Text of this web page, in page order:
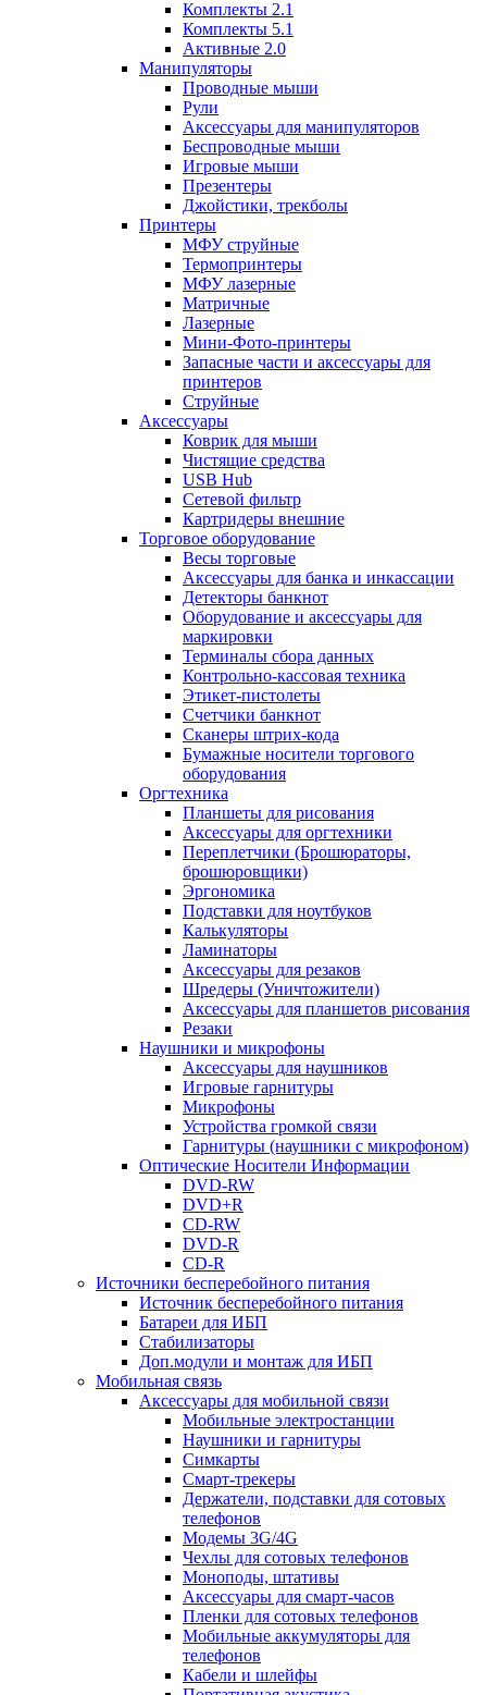
Комплекты 2.1
Комплекты 5.1
Активные 2.0
Манипуляторы
Проводные мыши
Рули
Аксессуары для манипуляторов
Беспроводные мыши
Игровые мыши
Презентеры
Джойстики, трекболы
Принтеры
МФУ струйные
Термопринтеры
МФУ лазерные
Матричные
Лазерные
Мини-Фото-принтеры
Запасные части и аксессуары для
принтеров
Струйные
Аксессуары
Коврик для мыши
Чистящие средства
USB Hub
Сетевой фильтр
Картридеры внешние
Торговое оборудование
Весы торговые
Аксессуары для банка и инкассации
Детекторы банкнот
Оборудование и аксессуары для
маркировки
Терминалы сбора данных
Контрольно-кассовая техника
Этикет-пистолеты
Счетчики банкнот
Сканеры штрих-кода
Бумажные носители торгового
оборудования
Оргтехника
Планшеты для рисования
Аксессуары для оргтехники
Переплетчики (Брошюраторы,
брошюровщики)
Эргономика
Подставки для ноутбуков
Калькуляторы
Ламинаторы
Аксессуары для резаков
Шредеры (Уничтожители)
Аксессуары для планшетов рисования
Резаки
Наушники и микрофоны
Аксессуары для наушников
Игровые гарнитуры
Микрофоны
Устройства громкой связи
Гарнитуры (наушники с микрофоном)
Оптические Носители Информации
DVD-RW
DVD+R
CD-RW
DVD-R
CD-R
Источники бесперебойного питания
Источник бесперебойного питания
Батареи для ИБП
Стабилизаторы
Доп.модули и монтаж для ИБП
Мобильная связь
Аксессуары для мобильной связи
Мобильные электростанции
Наушники и гарнитуры
Симкарты
Смарт-трекеры
Держатели, подставки для сотовых
телефонов
Модемы 3G/4G
Чехлы для сотовых телефонов
Моноподы, штативы
Аксессуары для смарт-часов
Пленки для сотовых телефонов
Мобильные аккумуляторы для
телефонов
Кабели и шлейфы